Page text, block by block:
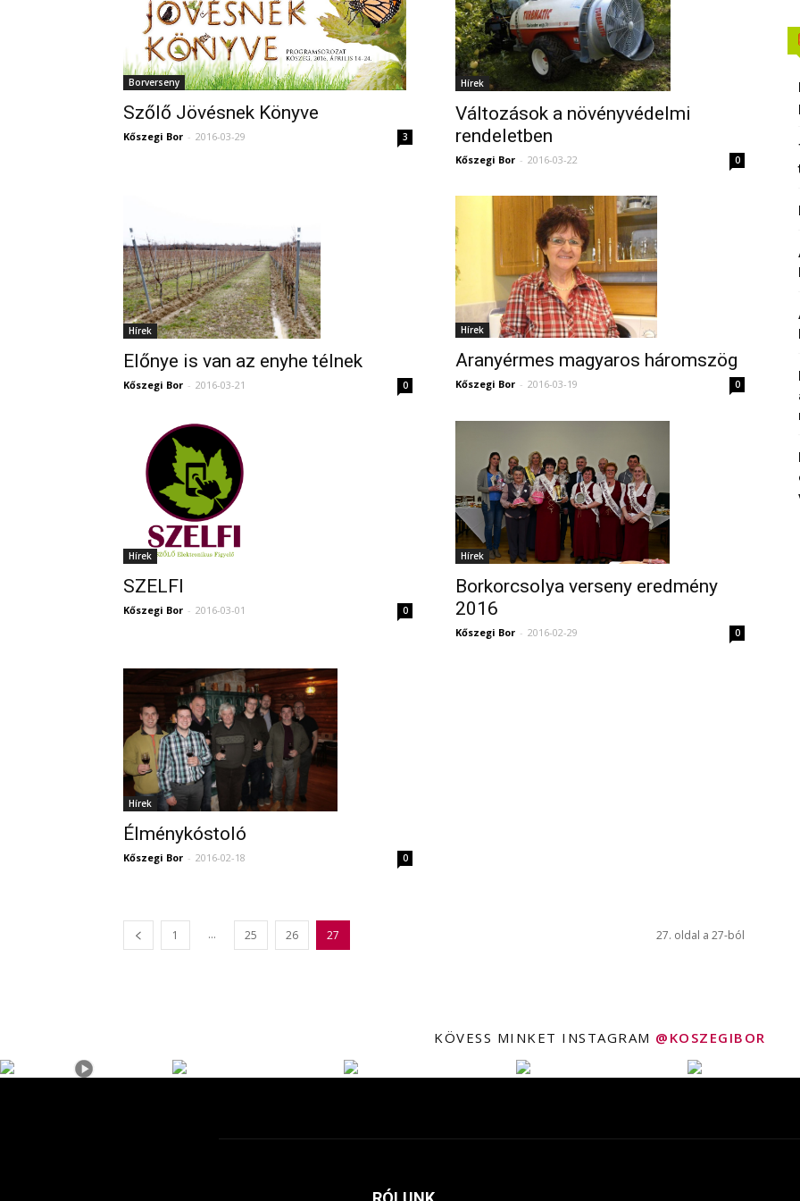
Borverseny
Szőlő Jövésnek Könyve
Kőszegi Bor - 2016-03-29 3
Hírek
Változások a növényvédelmi
rendeletben
Kőszegi Bor - 2016-03-22 0
Hírek
Előnye is van az enyhe télnek
Kőszegi Bor - 2016-03-21 0
Hírek
Aranyérmes magyaros háromszög
Kőszegi Bor - 2016-03-19 0
Hírek
SZELFI
Kőszegi Bor - 2016-03-01 0
Hírek
Borkorcsolya verseny eredmény
2016
Kőszegi Bor - 2016-02-29 0
Hírek
Élménykóstoló
Kőszegi Bor - 2016-02-18 0
1 ... 25 26 27 27. oldal a 27-ból
KÖVESS MINKET INSTAGRAM @KOSZEGIBOR